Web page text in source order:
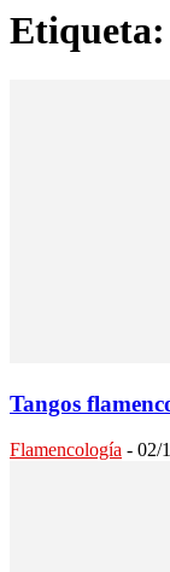
Tangos
Flamencología - 02/